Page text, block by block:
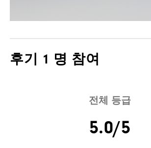
후기 1 명 참여
전체 등급
5.0/5